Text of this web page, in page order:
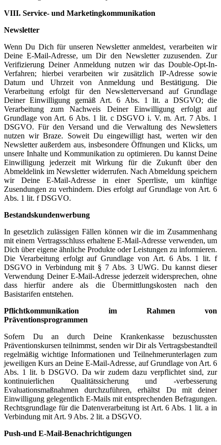
VIII. Service- und Marketingkommunikation
Newsletter
Wenn Du Dich für unseren Newsletter anmeldest, verarbeiten wir
Deine E-Mail-Adresse, um Dir den Newsletter zuzusenden. Zur
Verifizierung Deiner Anmeldung nutzen wir das Double-Opt-In-
Verfahren; hierbei verarbeiten wir zusätzlich IP-Adresse sowie
Datum und Uhrzeit von Anmeldung und Bestätigung. Die
Verarbeitung erfolgt für den Newsletterversand auf Grundlage
Deiner Einwilligung gemäß Art. 6 Abs. 1 lit. a DSGVO; die
Verarbeitung zum Nachweis Deiner Einwilligung erfolgt auf
Grundlage von Art. 6 Abs. 1 lit. c DSGVO i. V. m. Art. 7 Abs. 1
DSGVO. Für den Versand und die Verwaltung des Newsletters
nutzen wir Braze. Soweit Du eingewilligt hast, werten wir den
Newsletter außerdem aus, insbesondere Öffnungen und Klicks, um
unsere Inhalte und Kommunikation zu optimieren. Du kannst Deine
Einwilligung jederzeit mit Wirkung für die Zukunft über den
Abmeldelink im Newsletter widerrufen. Nach Abmeldung speichern
wir Deine E-Mail-Adresse in einer Sperrliste, um künftige
Zusendungen zu verhindern. Dies erfolgt auf Grundlage von Art. 6
Abs. 1 lit. f DSGVO.
Bestandskundenwerbung
In gesetzlich zulässigen Fällen können wir die im Zusammenhang
mit einem Vertragsschluss erhaltene E-Mail-Adresse verwenden, um
Dich über eigene ähnliche Produkte oder Leistungen zu informieren.
Die Verarbeitung erfolgt auf Grundlage von Art. 6 Abs. 1 lit. f
DSGVO in Verbindung mit § 7 Abs. 3 UWG. Du kannst dieser
Verwendung Deiner E-Mail-Adresse jederzeit widersprechen, ohne
dass hierfür andere als die Übermittlungskosten nach den
Basistarifen entstehen.
Pflichtkommunikation im Rahmen von
Präventionsprogrammen
Sofern Du an durch Deine Krankenkasse bezuschussten
Präventionskursen teilnimmst, senden wir Dir als Vertragsbestandteil
regelmäßig wichtige Informationen und Teilnehmerunterlagen zum
jeweiligen Kurs an Deine E-Mail-Adresse, auf Grundlage von Art. 6
Abs. 1 lit. b DSGVO. Da wir zudem dazu verpflichtet sind, zur
kontinuierlichen Qualitätssicherung und -verbesserung
Evaluationsmaßnahmen durchzuführen, erhältst Du mit deiner
Einwilligung gelegentlich E-Mails mit entsprechenden Befragungen.
Rechtsgrundlage für die Datenverarbeitung ist Art. 6 Abs. 1 lit. a in
Verbindung mit Art. 9 Abs. 2 lit. a DSGVO.
Push-und E-Mail-Benachrichtigungen